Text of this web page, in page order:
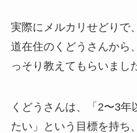
実際にメルカリせどりで
道在住のくどうさんから
っそり教えてもらいまし
くどうさんは、「2〜3年
たい」という目標を持ち